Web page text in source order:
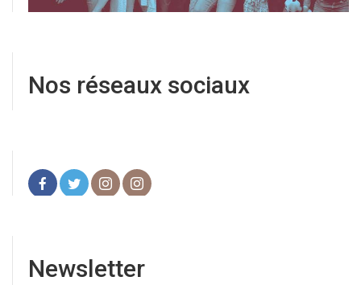
Nos réseaux sociaux
Newsletter